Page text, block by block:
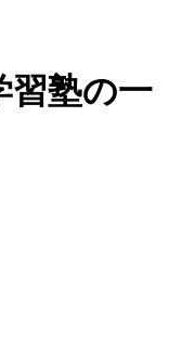
習塾の一